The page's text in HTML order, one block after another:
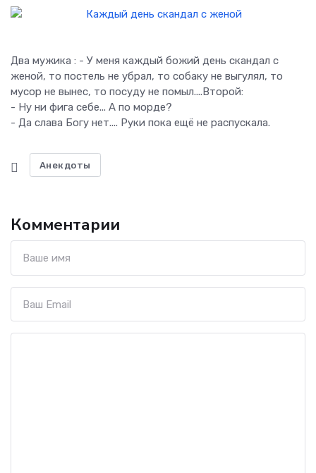
Два мужика : - У меня каждый божий день скандал с
женой, то постель не убрал, то собаку не выгулял, то
мусор не вынес, то посуду не помыл....Второй:
- Ну ни фига себе... А по морде?
- Да слава Богу нет.... Руки пока ещё не распускала.
Анекдоты
Комментарии